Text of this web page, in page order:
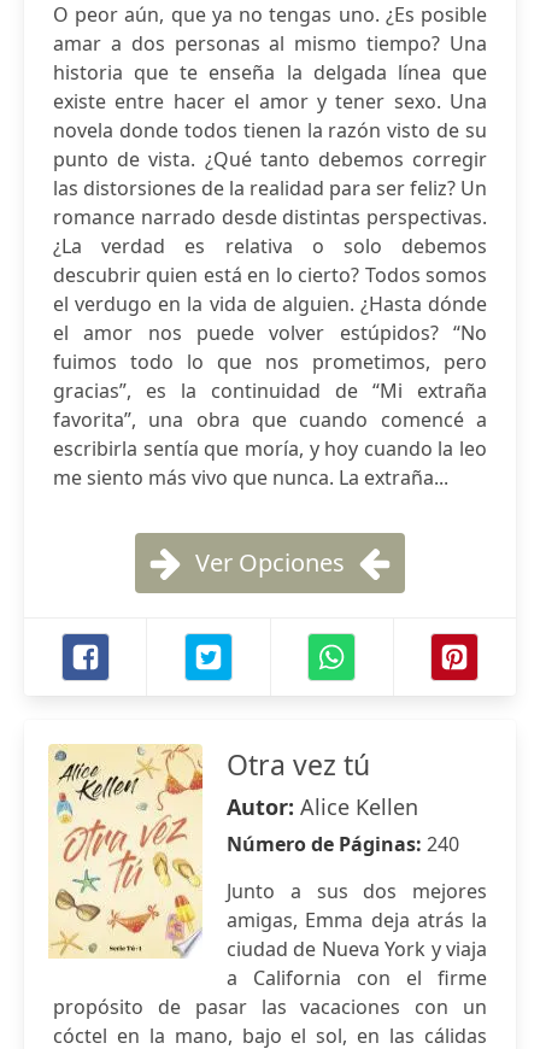
O peor aún, que ya no tengas uno. ¿Es posible
amar a dos personas al mismo tiempo? Una
historia que te enseña la delgada línea que
existe entre hacer el amor y tener sexo. Una
novela donde todos tienen la razón visto de su
punto de vista. ¿Qué tanto debemos corregir
las distorsiones de la realidad para ser feliz? Un
romance narrado desde distintas perspectivas.
¿La verdad es relativa o solo debemos
descubrir quien está en lo cierto? Todos somos
el verdugo en la vida de alguien. ¿Hasta dónde
el amor nos puede volver estúpidos? “No
fuimos todo lo que nos prometimos, pero
gracias”, es la continuidad de “Mi extraña
favorita”, una obra que cuando comencé a
escribirla sentía que moría, y hoy cuando la leo
me siento más vivo que nunca. La extraña...
Ver Opciones
Otra vez tú
Autor: Alice Kellen
Número de Páginas: 240
Junto a sus dos mejores
amigas, Emma deja atrás la
ciudad de Nueva York y viaja
a California con el firme
propósito de pasar las vacaciones con un
cóctel en la mano, bajo el sol, en las cálidas